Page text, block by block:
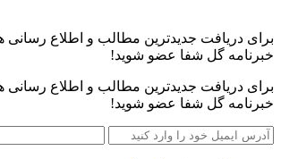
برای دریافت جدیدترین مطالب و اطلاع‌ رسانی
خبرنامه گل شفا عضو شوید!
برای دریافت جدیدترین مطالب و اطلاع‌ رسانی
خبرنامه گل شفا عضو شوید!